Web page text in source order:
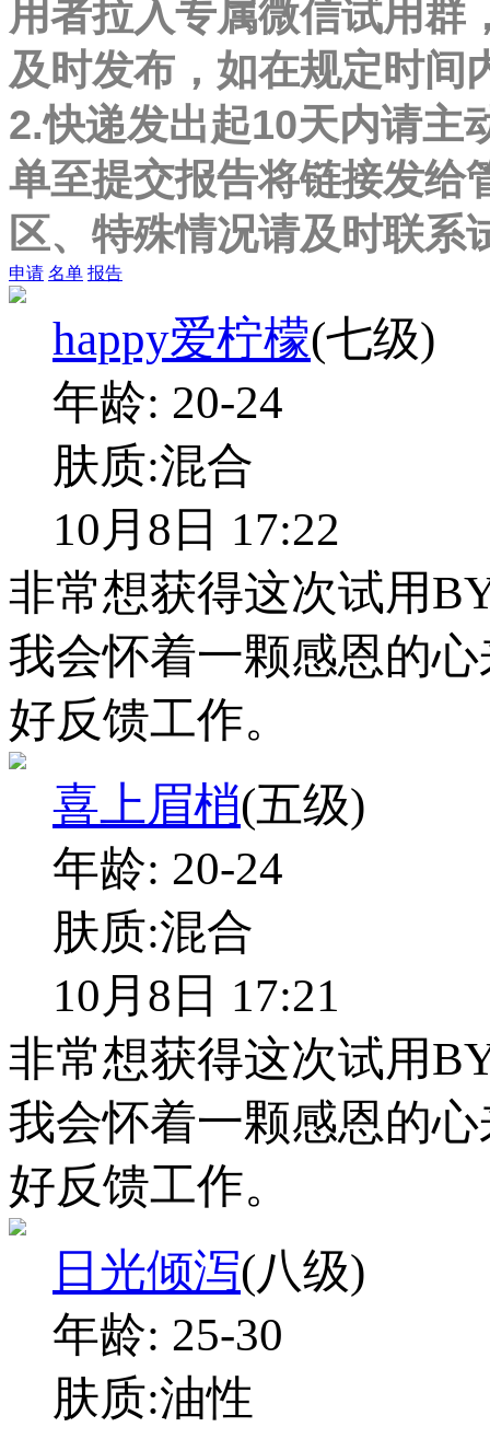
用者拉入专属微信试用群
及时发布，如在规定时间
2.快递发出起10天内请主
单至提交报告将链接发给
区、特殊情况请及时联系
申请 名单 报告
happy爱柠檬(七级)
年龄: 20-24
肤质:混合
10月8日 17:22
非常想获得这次试用
我会怀着一颗感恩的
好反馈工作。
喜上眉梢(五级)
年龄: 20-24
肤质:混合
10月8日 17:21
非常想获得这次试用
我会怀着一颗感恩的
好反馈工作。
日光倾泻(八级)
年龄: 25-30
肤质:油性